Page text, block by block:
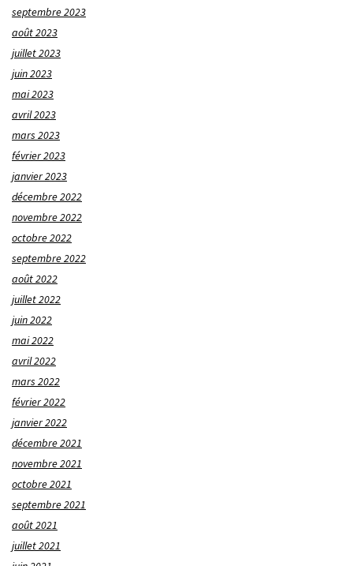
septembre 2023
août 2023
juillet 2023
juin 2023
mai 2023
avril 2023
mars 2023
février 2023
janvier 2023
décembre 2022
novembre 2022
octobre 2022
septembre 2022
août 2022
juillet 2022
juin 2022
mai 2022
avril 2022
mars 2022
février 2022
janvier 2022
décembre 2021
novembre 2021
octobre 2021
septembre 2021
août 2021
juillet 2021